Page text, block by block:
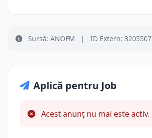
Sursă: ANOFM | ID Extern: 3205507
Aplică pentru Job
Acest anunț nu mai este activ.